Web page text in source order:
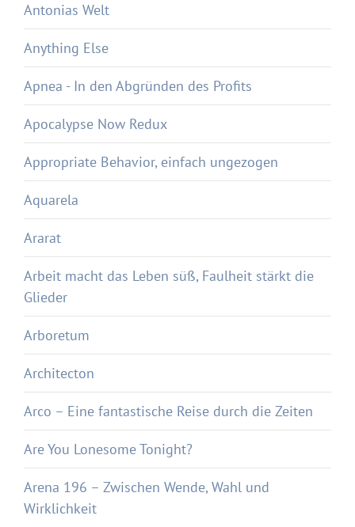
Antonias Welt
Anything Else
Apnea - In den Abgründen des Profits
Apocalypse Now Redux
Appropriate Behavior, einfach ungezogen
Aquarela
Ararat
Arbeit macht das Leben süß, Faulheit stärkt die
Glieder
Arboretum
Architecton
Arco – Eine fantastische Reise durch die Zeiten
Are You Lonesome Tonight?
Arena 196 – Zwischen Wende, Wahl und
Wirklichkeit